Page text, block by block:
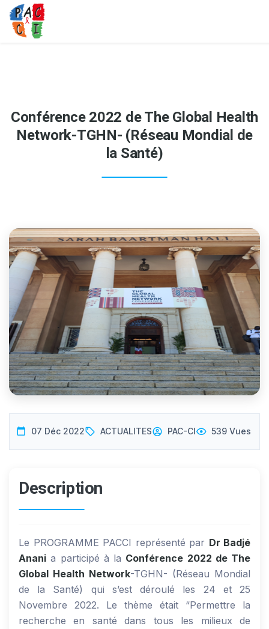
Conférence 2022 de The Global Health
Network-TGHN- (Réseau Mondial de
la Santé)
07 Déc 2022 ACTUALITES PAC-CI 539 Vues
Description
Le PROGRAMME PACCI représenté par Dr Badjé
Anani a participé à la Conférence 2022 de The
Global Health Network-TGHN- (Réseau Mondial
de la Santé) qui s’est déroulé les 24 et 25
Novembre 2022. Le thème était “Permettre la
recherche en santé dans tous les milieux de